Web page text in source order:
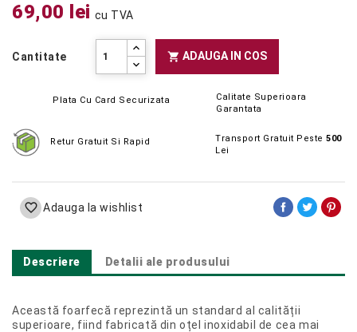
69,00 lei cu TVA
Cantitate  ADAUGA IN COS
Plata Cu Card Securizata
Calitate Superioara
Garantata
Retur Gratuit Si Rapid Transport Gratuit Peste500
Lei
 Adauga la wishlist
Descriere Detalii ale produsului
Această foarfecă reprezintă un standard al calității
superioare, fiind fabricată din oțel inoxidabil de cea mai